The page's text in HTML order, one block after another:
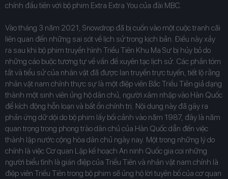
chính đầu tiên với bộ phim Extra Extra You của đài MBC.
Vào tháng 3 năm 2021, Snowdrop đã bị cuốn vào một cuộc tranh cãi
liên quan đến những sai sót về lịch sử trong kịch bản. Điều này xảy
ra sau khi bộ phim truyền hình Triều Tiên Khu Ma Sư bị hủy bỏ do
những cáo buộc tương tự về vấn đề xuyên tạc lịch sử. Các phần tóm
tắt và tiểu sử của nhân vật đã được lan truyền trực tuyến, tiết lộ rằng
nhân vật nam chính thực sự là một điệp viên Bắc Triều Tiên giả dạng
thành một sinh viên ủng hộ dân chủ, người xâm nhập vào Hàn Quốc
để kích động hỗn loạn và bất ổn chính trị. Nội dung này đã gây ra
phản ứng dữ dội do bộ phim lấy bối cảnh vào năm 1987, đây là năm
quan trọng trong phong trào dân chủ của Hàn Quốc dẫn đến việc
thành lập nước cộng hòa dân chủ ngày nay. Một trong những lý do
chính là việc Cơ quan Lập kế hoạch An ninh Quốc gia coi những
người biểu tình là gián điệp của Triều Tiên và nhân vật nam chính là
điệp viên Triều Tiên trong bộ phim sẽ ủng hộ lời tuyên bố của cơ quan